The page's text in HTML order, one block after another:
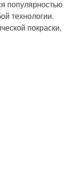
популярностью
технологии.
покраски,